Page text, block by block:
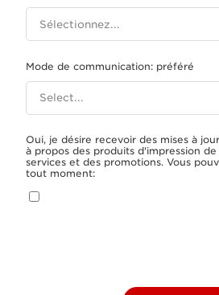
Mode de communication: préféré
Oui, je désire recevoir des mises à
à propos des produits d'impression
services et des promotions. Vous
tout moment: